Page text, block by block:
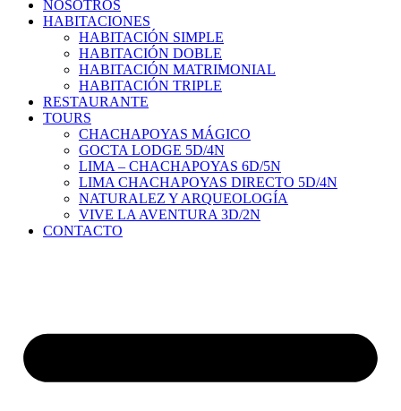
NOSOTROS
HABITACIONES
HABITACIÓN SIMPLE
HABITACIÓN DOBLE
HABITACIÓN MATRIMONIAL
HABITACIÓN TRIPLE
RESTAURANTE
TOURS
CHACHAPOYAS MÁGICO
GOCTA LODGE 5D/4N
LIMA – CHACHAPOYAS 6D/5N
LIMA CHACHAPOYAS DIRECTO 5D/4N
NATURALEZ Y ARQUEOLOGÍA
VIVE LA AVENTURA 3D/2N
CONTACTO